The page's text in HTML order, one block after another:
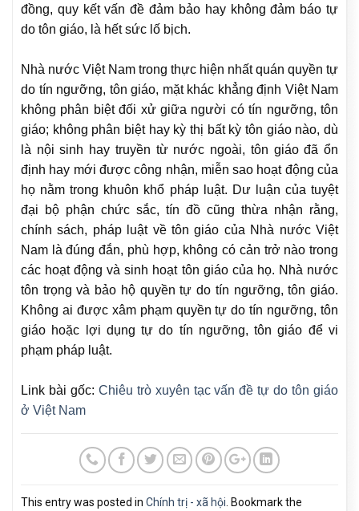
đồng, quy kết vấn đề đảm bảo hay không đảm báo tự
do tôn giáo, là hết sức lố bịch.
Nhà nước Việt Nam trong thực hiện nhất quán quyền tự
do tín ngưỡng, tôn giáo, mặt khác khẳng định Việt Nam
không phân biệt đối xử giữa người có tín ngưỡng, tôn
giáo; không phân biệt hay kỳ thị bất kỳ tôn giáo nào, dù
là nội sinh hay truyền từ nước ngoài, tôn giáo đã ổn
định hay mới được công nhận, miễn sao hoạt động của
họ nằm trong khuôn khổ pháp luật. Dư luận của tuyệt
đại bộ phận chức sắc, tín đồ cũng thừa nhận rằng,
chính sách, pháp luật về tôn giáo của Nhà nước Việt
Nam là đúng đắn, phù hợp, không có cản trở nào trong
các hoạt động và sinh hoạt tôn giáo của họ. Nhà nước
tôn trọng và bảo hộ quyền tự do tín ngưỡng, tôn giáo.
Không ai được xâm phạm quyền tự do tín ngưỡng, tôn
giáo hoặc lợi dụng tự do tín ngưỡng, tôn giáo để vi
phạm pháp luật.
Link bài gốc: Chiêu trò xuyên tạc vấn đề tự do tôn giáo
ở Việt Nam
This entry was posted in Chính trị - xã hội . Bookmark the